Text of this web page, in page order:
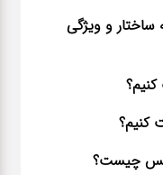
و ویژگی
کنیم؟
چیست؟